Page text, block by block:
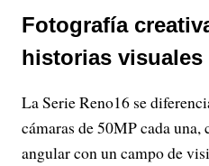
Fotografía
historias visuales
La Serie Reno16 se
cámaras de 50MP cada
angular con un campo de